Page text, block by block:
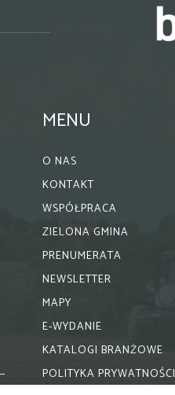
MENU
O NAS
KONTAKT
WSPÓŁPRACA
ZIELONA GMINA
PRENUMERATA
NEWSLETTER
MAPY
E-WYDANIE
KATALOGI BRANŻOWE
POLITYKA PRYWATNOŚCI